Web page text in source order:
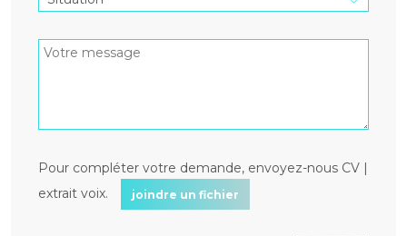
Pour compléter votre demande, envoyez-nous CV |
extrait voix.
joindre un fichier